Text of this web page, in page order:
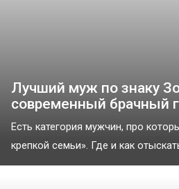
Лучший муж по знаку
современный брачный
Есть категория мужчин, про
крепкой семьи». Где и как